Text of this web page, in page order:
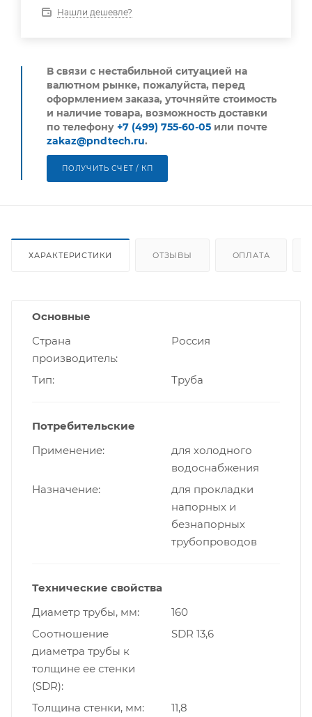
Нашли дешевле?
В связи с нестабильной ситуацией на
валютном рынке, пожалуйста, перед
оформлением заказа, уточняйте стоимость
и наличие товара, возможность доставки
по телефону +7 (499) 755-60-05 или почте
zakaz@pndtech.ru.
ПОЛУЧИТЬ СЧЕТ / КП
ХАРАКТЕРИСТИКИ ОТЗЫВЫ ОПЛАТА
Основные
Страна
производитель
Россия
Тип Труба
Потребительские
Применение
для холодного
водоснабжения
Назначение
для прокладки
напорных и
безнапорных
трубопроводов
Технические свойства
Диаметр трубы, мм
160
Cоотношение
диаметра трубы к
толщине ее стенки
(SDR)
SDR 13,6
Толщина стенки, мм
11,8